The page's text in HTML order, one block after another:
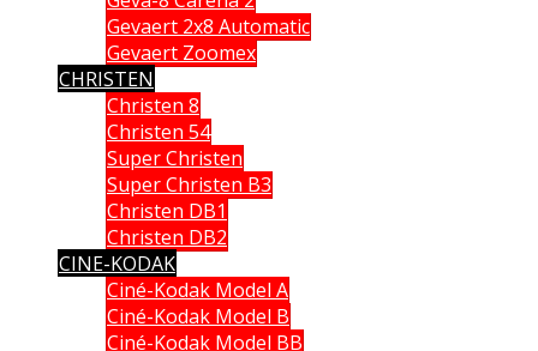
Gevaert 2x8 Automatic
Gevaert Zoomex
CHRISTEN
Christen 8
Christen 54
Super Christen
Super Christen B3
Christen DB1
Christen DB2
CINE-KODAK
Ciné-Kodak Model A
Ciné-Kodak Model B
Ciné-Kodak Model BB